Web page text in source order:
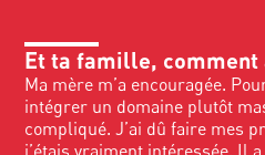
Et ta famille,
Ma mère m’a encouragée.
intégrer un domaine plutôt
compliqué. J’ai dû faire mes